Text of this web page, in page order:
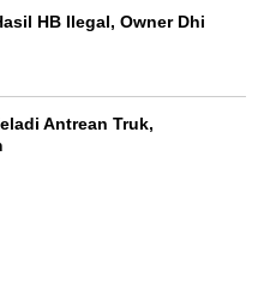
HB Ilegal, Owner Dhi
Antrean Truk,